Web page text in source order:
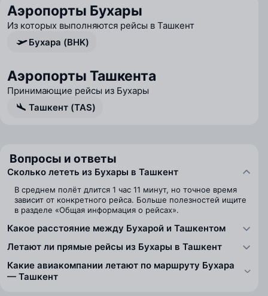
Аэропорты Бухары
Из которых выполняются рейсы в Ташкент
Бухара (BHK)
Аэропорты Ташкента
Принимающие рейсы из Бухары
Ташкент (TAS)
Вопросы и ответы
Сколько лететь из Бухары в Ташкент
В среднем полёт длится 1 час 11 минут, но точное время
зависит от конкретного рейса. Больше полезностей ищите
в разделе «Общая информация о рейсах».
Какое расстояние между Бухарой и Ташкентом
Летают ли прямые рейсы из Бухары в Ташкент
Какие авиакомпании летают по маршруту Бухара
— Ташкент